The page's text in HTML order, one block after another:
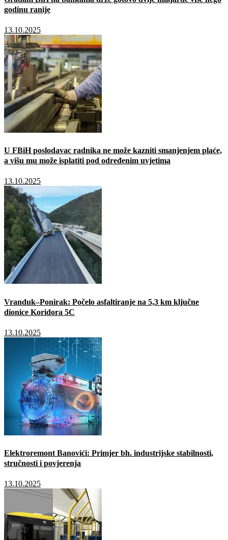
godinu ranije
13.10.2025
U FBiH poslodavac radnika ne može kazniti smanjenjem plaće,
a višu mu može isplatiti pod određenim uvjetima
13.10.2025
Vranduk–Ponirak: Počelo asfaltiranje na 5,3 km ključne
dionice Koridora 5C
13.10.2025
Elektroremont Banovići: Primjer bh. industrijske stabilnosti,
stručnosti i povjerenja
13.10.2025